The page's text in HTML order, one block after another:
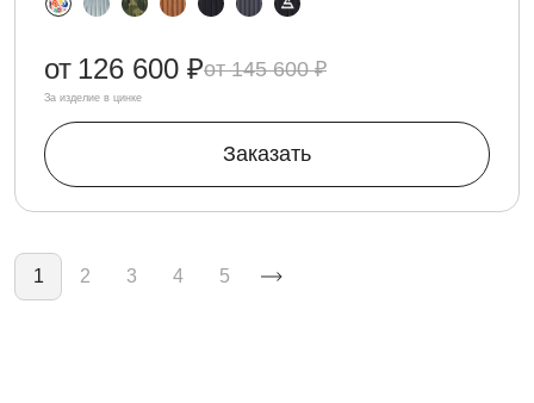
145 600 ₽
от 126 600 ₽
За изделие в цинке
Заказать
Нумерация страниц
1 2 3 4 5